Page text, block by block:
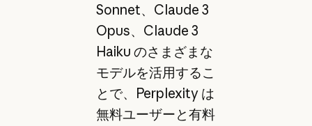
Sonnet、Claude 3
Opus、Claude 3
Haiku のさまざまな
モデルを活用するこ
とで、Perplexity は
無料ユーザーと有料